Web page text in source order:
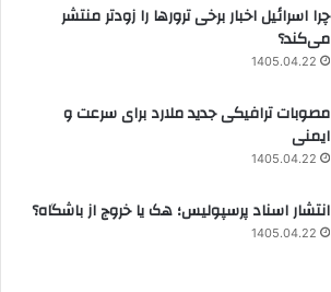
چرا اسرائیل اخبار برخی ترورها را زودتر منتشر
می‌کند؟
1405.04.22
مصوبات ترافیکی جدید ملارد برای سرعت و
ایمنی
1405.04.22
انتشار اسناد پرسپولیس؛ هک یا خروج از باشگاه؟
1405.04.22